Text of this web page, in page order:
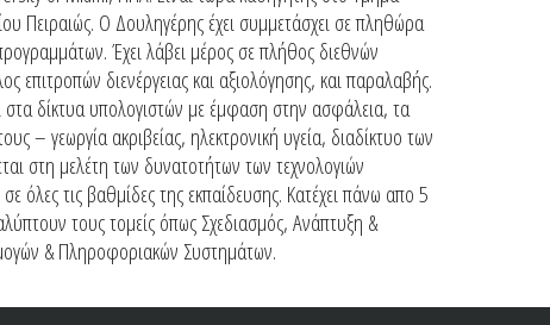
Πειραιώς. Ο Δουληγέρης έχει συμμετάσχει σε πληθώρα
Έχει λάβει μέρος σε πλήθος διεθνών
επιτροπών διενέργειας και αξιολόγησης, και παραλαβής.
στα δίκτυα υπολογιστών με έμφαση στην ασφάλεια, τα
– γεωργία ακριβείας, ηλεκτρονική υγεία, διαδίκτυο των
στη μελέτη των δυνατοτήτων των τεχνολογιών
όλες τις βαθμίδες της εκπαίδευσης. Κατέχει πάνω απο 5
τους τομείς όπως Σχεδιασμός, Ανάπτυξη &
& Πληροφοριακών Συστημάτων.